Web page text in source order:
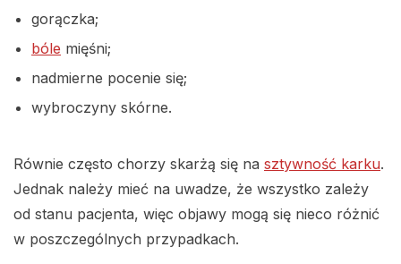
gorączka;
bóle mięśni;
nadmierne pocenie się;
wybroczyny skórne.
Równie często chorzy skarżą się na sztywność karku.
Jednak należy mieć na uwadze, że wszystko zależy
od stanu pacjenta, więc objawy mogą się nieco różnić
w poszczególnych przypadkach.